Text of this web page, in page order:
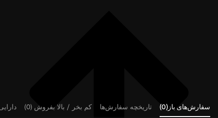
سفارش‌های باز(0) تاریخچه سفارش‌ها کم بخر / بالا بفروش (0)